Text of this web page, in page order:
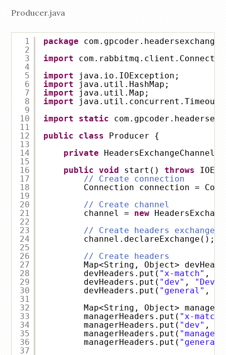
Producer.java
1
2
3
4
5
6
7
8
9
10
11
12
13
14
15
16
17
18
19
20
21
22
23
24
25
26
27
28
29
30
31
32
33
34
35
36
37
package
com.gpcoder.headersexchange;
import
import
java.io.IOException;
import
java.util.HashMap;
import
java.util.Map;
import
import
static
public
class
Producer {
private
HeadersExchangeChannel
public void start() throws
// Create connection
Connection connection =
// Create channel
channel = new
// Create headers exchange
channel.declareExchange();
// Create headers
Map<String, Object>
devHeaders.put( "x-match" ,
devHeaders.put( "dev" ,
devHeaders.put( "general" ,
Map<String, Object>
managerHeaders.put( "x-match"
managerHeaders.put( "dev" ,
managerHeaders.put( "manager"
managerHeaders.put( "general"